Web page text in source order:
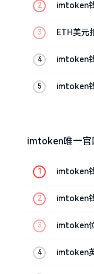
imtoken
ETH美元
imtoken
imtoken
imtoken唯一官
imtoken
imtoken
imtoken
imtoken